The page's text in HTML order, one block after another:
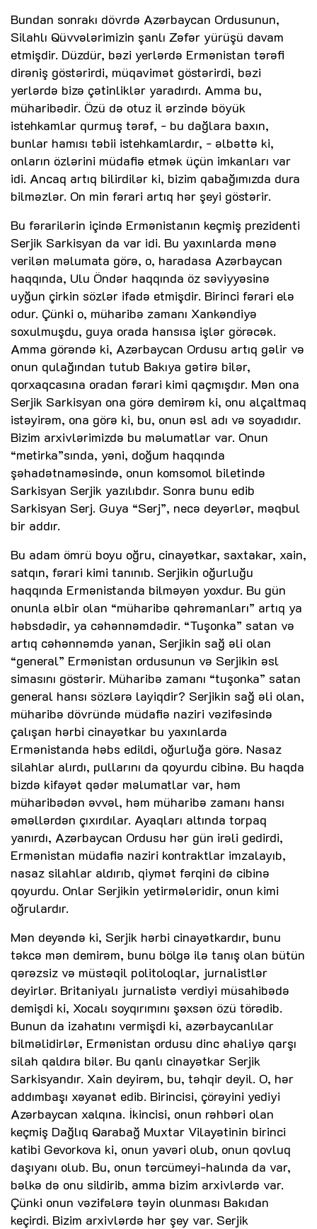
Bundan sonrakı dövrdə Azərbaycan Ordusunun,
Silahlı Qüvvələrimizin şanlı Zəfər yürüşü davam
etmişdir. Düzdür, bəzi yerlərdə Ermənistan tərəfi
dirəniş göstərirdi, müqavimət göstərirdi, bəzi
yerlərdə bizə çətinliklər yaradırdı. Amma bu,
müharibədir. Özü də otuz il ərzində böyük
istehkamlar qurmuş tərəf, - bu dağlara baxın,
bunlar hamısı təbii istehkamlardır, - əlbəttə ki,
onların özlərini müdafiə etmək üçün imkanları var
idi. Ancaq artıq bilirdilər ki, bizim qabağımızda dura
bilməzlər. On min fərari artıq hər şeyi göstərir.
Bu fərarilərin içində Ermənistanın keçmiş prezidenti
Serjik Sarkisyan da var idi. Bu yaxınlarda mənə
verilən məlumata görə, o, haradasa Azərbaycan
haqqında, Ulu Öndər haqqında öz səviyyəsinə
uyğun çirkin sözlər ifadə etmişdir. Birinci fərari elə
odur. Çünki o, müharibə zamanı Xankəndiyə
soxulmuşdu, guya orada hansısa işlər görəcək.
Amma görəndə ki, Azərbaycan Ordusu artıq gəlir və
onun qulağından tutub Bakıya gətirə bilər,
qorxaqcasına oradan fərari kimi qaçmışdır. Mən ona
Serjik Sarkisyan ona görə demirəm ki, onu alçaltmaq
istəyirəm, ona görə ki, bu, onun əsl adı və soyadıdır.
Bizim arxivlərimizdə bu məlumatlar var. Onun
“metirka”sında, yəni, doğum haqqında
şəhadətnaməsində, onun komsomol biletində
Sarkisyan Serjik yazılıbdır. Sonra bunu edib
Sarkisyan Serj. Guya “Serj”, necə deyərlər, məqbul
bir addır.
Bu adam ömrü boyu oğru, cinayətkar, saxtakar, xain,
satqın, fərari kimi tanınıb. Serjikin oğurluğu
haqqında Ermənistanda bilməyən yoxdur. Bu gün
onunla əlbir olan “müharibə qəhrəmanları” artıq ya
həbsdədir, ya cəhənnəmdədir. “Tuşonka” satan və
artıq cəhənnəmdə yanan, Serjikin sağ əli olan
“general” Ermənistan ordusunun və Serjikin əsl
simasını göstərir. Müharibə zamanı “tuşonka” satan
general hansı sözlərə layiqdir? Serjikin sağ əli olan,
müharibə dövründə müdafiə naziri vəzifəsində
çalışan hərbi cinayətkar bu yaxınlarda
Ermənistanda həbs edildi, oğurluğa görə. Nasaz
silahlar alırdı, pullarını da qoyurdu cibinə. Bu haqda
bizdə kifayət qədər məlumatlar var, həm
müharibədən əvvəl, həm müharibə zamanı hansı
əməllərdən çıxırdılar. Ayaqları altında torpaq
yanırdı, Azərbaycan Ordusu hər gün irəli gedirdi,
Ermənistan müdafiə naziri kontraktlar imzalayıb,
nasaz silahlar aldırıb, qiymət fərqini də cibinə
qoyurdu. Onlar Serjikin yetirmələridir, onun kimi
oğrulardır.
Mən deyəndə ki, Serjik hərbi cinayətkardır, bunu
təkcə mən demirəm, bunu bölgə ilə tanış olan bütün
qərəzsiz və müstəqil politoloqlar, jurnalistlər
deyirlər. Britaniyalı jurnalistə verdiyi müsahibədə
demişdi ki, Xocalı soyqırımını şəxsən özü törədib.
Bunun da izahatını vermişdi ki, azərbaycanlılar
bilməlidirlər, Ermənistan ordusu dinc əhaliyə qarşı
silah qaldıra bilər. Bu qanlı cinayətkar Serjik
Sarkisyandır. Xain deyirəm, bu, təhqir deyil. O, hər
addımbaşı xəyanət edib. Birincisi, çörəyini yediyi
Azərbaycan xalqına. İkincisi, onun rəhbəri olan
keçmiş Dağlıq Qarabağ Muxtar Vilayətinin birinci
katibi Gevorkova ki, onun yavəri olub, onun qovluq
daşıyanı olub. Bu, onun tərcümeyi-halında da var,
bəlkə də onu sildirib, amma bizim arxivlərdə var.
Çünki onun vəzifələrə təyin olunması Bakıdan
keçirdi. Bizim arxivlərdə hər şey var. Serjik